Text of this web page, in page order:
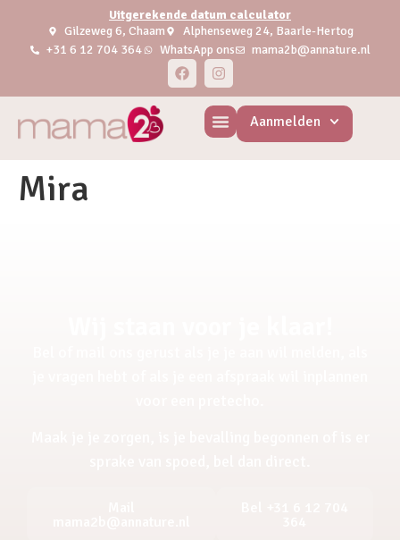
Uitgerekende datum calculator
Gilzeweg 6, Chaam
Alphenseweg 24, Baarle-Hertog
+31 6 12 704 364
WhatsApp ons mama2b@annature.nl
Aanmelden
Mira